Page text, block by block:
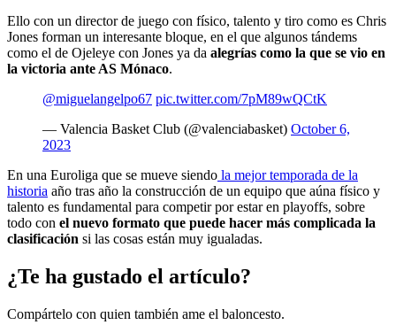
Ello con un director de juego con físico, talento y tiro como es Chris
Jones forman un interesante bloque, en el que algunos tándems
como el de Ojeleye con Jones ya da alegrías como la que se vio en
la victoria ante AS Mónaco.
@miguelangelpo67 pic.twitter.com/7pM89wQCtK
— Valencia Basket Club (@valenciabasket) October 6,
2023
En una Euroliga que se mueve siendo la mejor temporada de la
historia año tras año la construcción de un equipo que aúna físico y
talento es fundamental para competir por estar en playoffs, sobre
todo con el nuevo formato que puede hacer más complicada la
clasificación si las cosas están muy igualadas.
¿Te ha gustado el artículo?
Compártelo con quien también ame el baloncesto.